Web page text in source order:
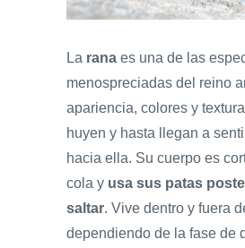
La rana es una de las
menospreciadas del reino
apariencia, colores y
huyen y hasta llegan a
hacia ella. Su cuerpo es
cola y usa sus patas
saltar. Vive dentro y fuera
dependiendo de la fase de